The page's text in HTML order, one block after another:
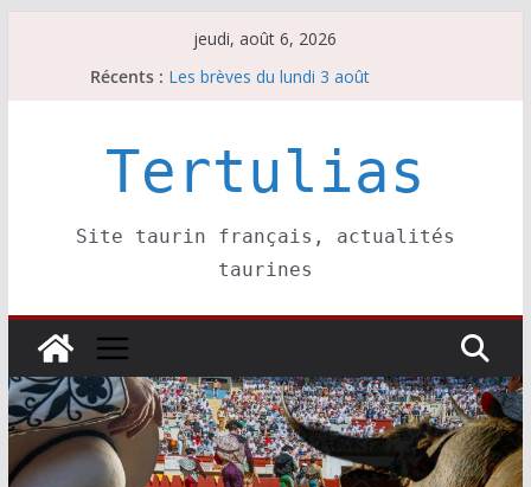
jeudi, août 6, 2026
Récents : Les brèves du lundi 3 août
Les brèves du mardi 4 août
La Sokamuturra de Pasai Donibane
Tertulias
Site taurin français, actualités
taurines